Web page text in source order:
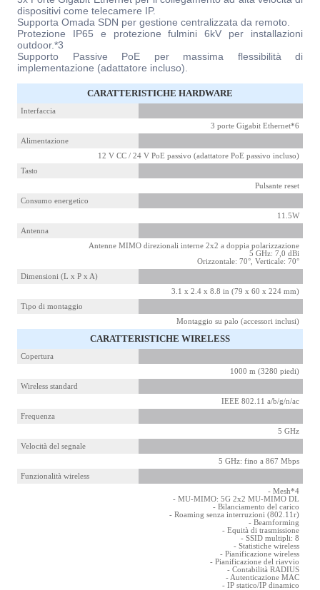
dispositivi come telecamere IP.
Supporta Omada SDN per gestione centralizzata da remoto.
Protezione IP65 e protezione fulmini 6kV per installazioni
outdoor.*3
Supporto Passive PoE per massima flessibilità di
implementazione (adattatore incluso).
CARATTERISTICHE HARDWARE
Interfaccia
3 porte Gigabit Ethernet*6
Alimentazione
12 V CC / 24 V PoE passivo (adattatore PoE passivo incluso)
Tasto
Pulsante reset
Consumo energetico
11.5W
Antenna
Antenne MIMO direzionali interne 2x2 a doppia polarizzazione
5 GHz: 7,0 dBi
Orizzontale: 70°, Verticale: 70°
Dimensioni (L x P x A)
3.1 x 2.4 x 8.8 in (79 x 60 x 224 mm)
Tipo di montaggio
Montaggio su palo (accessori inclusi)
CARATTERISTICHE WIRELESS
Copertura
1000 m (3280 piedi)
Wireless standard
IEEE 802.11 a/b/g/n/ac
Frequenza
5 GHz
Velocità del segnale
5 GHz: fino a 867 Mbps
Funzionalità wireless
- Mesh*4
- MU-MIMO: 5G 2x2 MU-MIMO DL
- Bilanciamento del carico
- Roaming senza interruzioni (802.11r)
- Beamforming
- Equità di trasmissione
- SSID multipli: 8
- Statistiche wireless
- Pianificazione wireless
- Pianificazione del riavvio
- Contabilità RADIUS
- Autenticazione MAC
- IP statico/IP dinamico